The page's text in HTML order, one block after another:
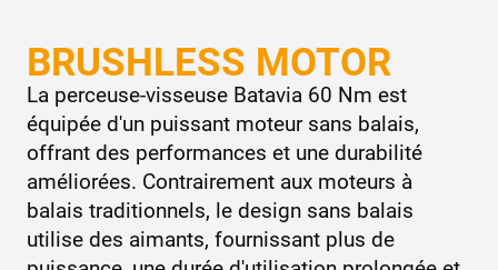
BRUSHLESS MOTOR
La perceuse-visseuse Batavia 60 Nm est
équipée d'un puissant moteur sans balais,
offrant des performances et une durabilité
améliorées. Contrairement aux moteurs à
balais traditionnels, le design sans balais
utilise des aimants, fournissant plus de